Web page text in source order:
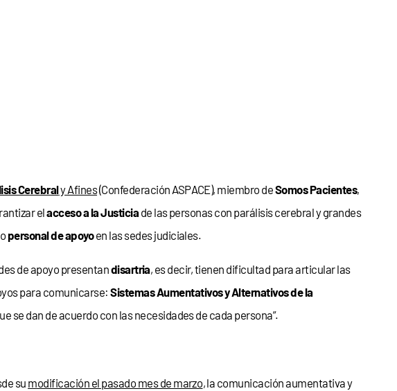
Cerebraly Afines(Confederación ASPACE), miembro deSomos Pacientes,
elacceso a la Justicia de las personas con parálisis cerebral y grandes
personal de apoyoen las sedes judiciales.
de apoyo presentandisartria, es decir, tienen dificultad para articular las
para comunicarse:Sistemas Aumentativos y Alternativos de la
se dan de acuerdo con las necesidades de cada persona”.
su modificación el pasado mes de marzo, la comunicación aumentativa y